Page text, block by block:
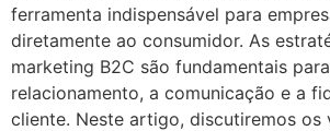
ferramenta indispensável para
diretamente ao consumidor. As
marketing B2C são fundamentais
relacionamento, a comunicação e a
cliente. Neste artigo, discutiremos os